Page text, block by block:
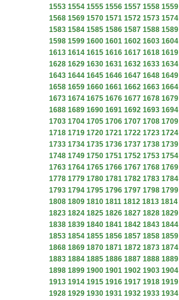
1553 1554 1555 1556 1557 1558 1559
1568 1569 1570 1571 1572 1573 1574
1583 1584 1585 1586 1587 1588 1589
1598 1599 1600 1601 1602 1603 1604
1613 1614 1615 1616 1617 1618 1619
1628 1629 1630 1631 1632 1633 1634
1643 1644 1645 1646 1647 1648 1649
1658 1659 1660 1661 1662 1663 1664
1673 1674 1675 1676 1677 1678 1679
1688 1689 1690 1691 1692 1693 1694
1703 1704 1705 1706 1707 1708 1709
1718 1719 1720 1721 1722 1723 1724
1733 1734 1735 1736 1737 1738 1739
1748 1749 1750 1751 1752 1753 1754
1763 1764 1765 1766 1767 1768 1769
1778 1779 1780 1781 1782 1783 1784
1793 1794 1795 1796 1797 1798 1799
1808 1809 1810 1811 1812 1813 1814
1823 1824 1825 1826 1827 1828 1829
1838 1839 1840 1841 1842 1843 1844
1853 1854 1855 1856 1857 1858 1859
1868 1869 1870 1871 1872 1873 1874
1883 1884 1885 1886 1887 1888 1889
1898 1899 1900 1901 1902 1903 1904
1913 1914 1915 1916 1917 1918 1919
1928 1929 1930 1931 1932 1933 1934